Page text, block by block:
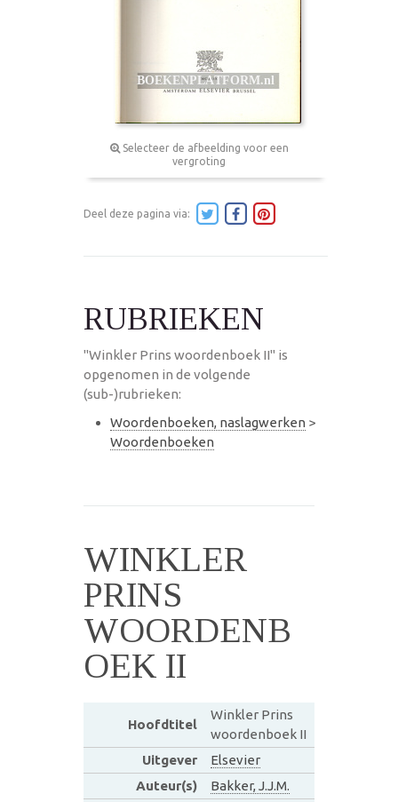
Selecteer de afbeelding voor een
vergroting
Deel deze pagina via:
RUBRIEKEN
"Winkler Prins woordenboek II" is
opgenomen in de volgende
(sub-)rubrieken:
Woordenboeken, naslagwerken >
Woordenboeken
WINKLER
PRINS
WOORDENB
OEK II
Hoofdtitel
Winkler Prins
woordenboek II
Uitgever
Elsevier
Auteur(s)
Bakker, J.J.M.